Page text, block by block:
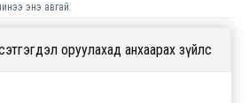
энэ авгай.
оруулахад анхаарах зүйлс